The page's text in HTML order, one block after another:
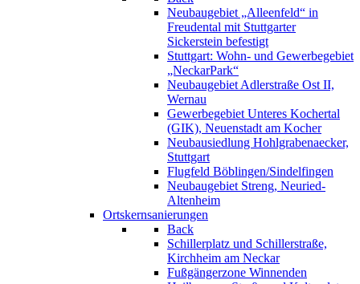
Neubaugebiet „Alleenfeld“ in
Freudental mit Stuttgarter
Sickerstein befestigt
Stuttgart: Wohn- und Gewerbegebiet
„NeckarPark“
Neubaugebiet Adlerstraße Ost II,
Wernau
Gewerbegebiet Unteres Kochertal
(GIK), Neuenstadt am Kocher
Neubausiedlung Hohlgrabenaecker,
Stuttgart
Flugfeld Böblingen/Sindelfingen
Neubaugebiet Streng, Neuried-
Altenheim
Ortskernsanierungen
Back
Schillerplatz und Schillerstraße,
Kirchheim am Neckar
Fußgängerzone Winnenden